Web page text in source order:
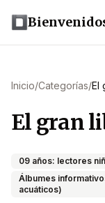
Inicio/Categorías/El
El gran
09 años: lectores
Álbumes
acuáticos)